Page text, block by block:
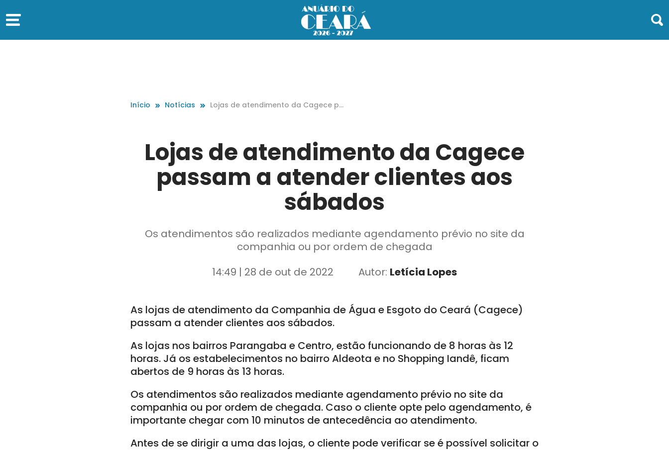
Início Notícias
Lojas de atendimento da Cagece pa
Lojas de atendimento da Cagece
passam a atender clientes aos
sábados
Os atendimentos são realizados mediante agendamento prévio no site da
companhia ou por ordem de chegada
14:49 | 28 de out de 2022
Autor: Letícia Lopes
As lojas de atendimento da Companhia de Água e Esgoto do Ceará (Cagece)
passam a atender clientes aos sábados.
As lojas nos bairros Parangaba e Centro, estão funcionando de 8 horas às 12
horas. Já os estabelecimentos no bairro Aldeota e no Shopping Iandê, ficam
abertos de 9 horas às 13 horas.
Os atendimentos são realizados mediante agendamento prévio no site da
companhia ou por ordem de chegada. Caso o cliente opte pelo agendamento, é
importante chegar com 10 minutos de antecedência ao atendimento.
Antes de se dirigir a uma das lojas, o cliente pode verificar se é possível solicitar o